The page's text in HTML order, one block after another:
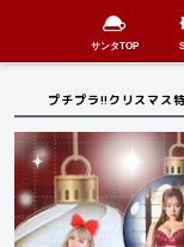
サンタTOP
プチプラ!!クリスマス